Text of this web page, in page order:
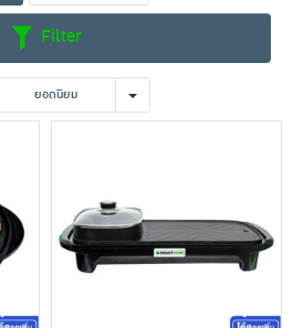
Filter
ยอดนิยม